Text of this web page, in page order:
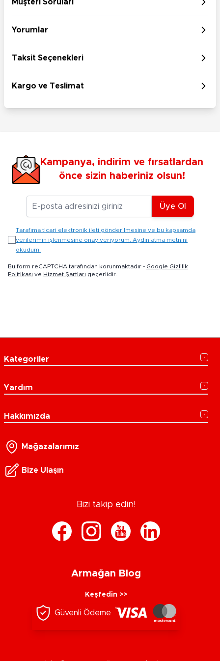
Müşteri Soruları
Yorumlar
Taksit Seçenekleri
Kargo ve Teslimat
Kampanya, indirim ve fırsatlardan
önce sizin haberiniz olsun!
E-posta Adresiniz
Üye Ol
Tarafıma ticari elektronik ileti gönderilmesine ve bu kapsamda
verilerimin işlenmesine onay veriyorum. Aydınlatma metnini
okudum.
Bu form reCAPTCHA tarafından korunmaktadır - Google Gizlilik
Politikası ve Hizmet Şartları geçerlidir.
Kategoriler
Yardım
Hakkımızda
Mağazalarımız
Bize Ulaşın
Bizi takip edin!
Armağan Blog
Keşfedin >>
Güvenli Ödeme